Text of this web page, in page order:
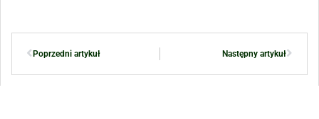
Poprzedni artykuł Następny artykuł